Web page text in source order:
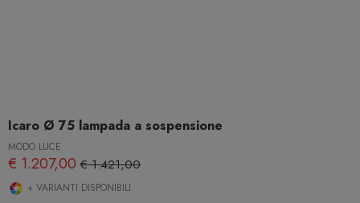
Icaro Ø 75 lampada a sospensione
MODO LUCE
€ 1.207,00 € 1.421,00
+ VARIANTI DISPONIBILI